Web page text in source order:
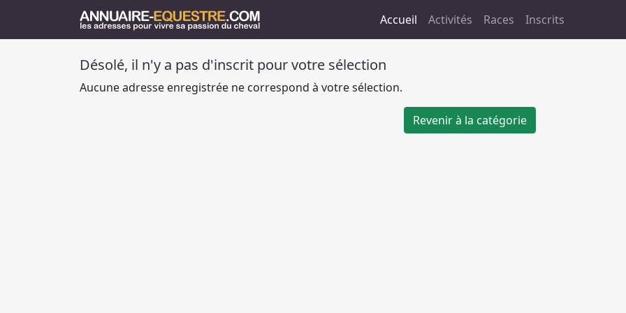
Accueil Activités Races Inscrits
Désolé, il n'y a pas d'inscrit pour votre sélection
Aucune adresse enregistrée ne correspond à votre sélection.
Revenir à la catégorie